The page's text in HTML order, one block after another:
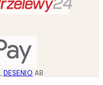
, DESENIO AB